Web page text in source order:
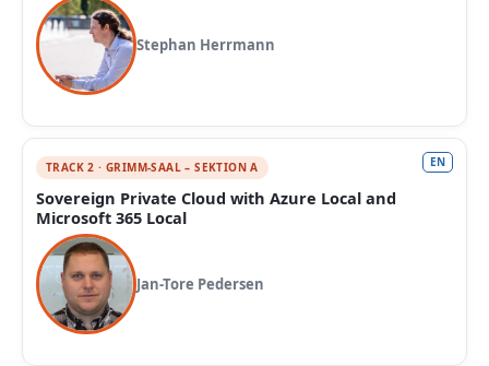
Stephan Herrmann
TRACK 2 · GRIMM-SAAL – SEKTION A EN
Sovereign Private Cloud with Azure Local and
Microsoft 365 Local
Jan-Tore Pedersen